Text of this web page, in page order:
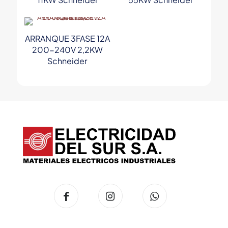
ARRANQUE 3FASE 12A
200-240V 2,2KW
Schneider